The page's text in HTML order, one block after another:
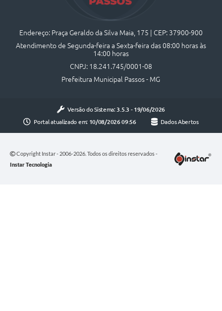
Endereço: Praça Geraldo da Silva Maia, 175 | CEP: 37900-900
Atendimento de Segunda-feira a Sexta-feira das 08:00 horas às
14:00 horas
CNPJ: 18.241.745/0001-08
Prefeitura Municipal Passos - MG
Versão do Sistema: 3.5.3 - 19/06/2026
Portal atualizado em: 10/08/2026 09:56 Dados Abertos
Copyright Instar - 2006-2026. Todos os direitos reservados -
Instar Tecnologia